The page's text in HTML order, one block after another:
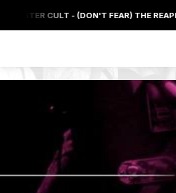
(DON'T FEAR) THE REAPER